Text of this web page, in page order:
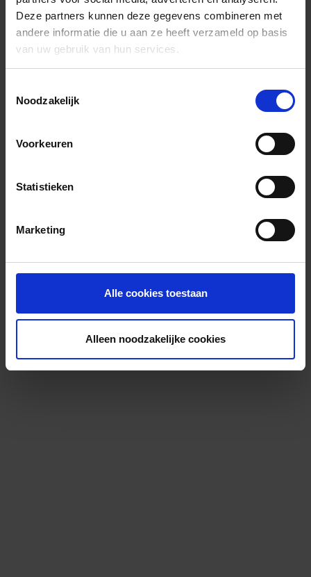
Deze partners kunnen deze gegevens combineren met
andere informatie die u aan ze heeft verzameld op basis
van uw gebruik van hun services.
Noodzakelijk
Voorkeuren
Statistieken
Marketing
Alle cookies toestaan
Alleen noodzakelijke cookies